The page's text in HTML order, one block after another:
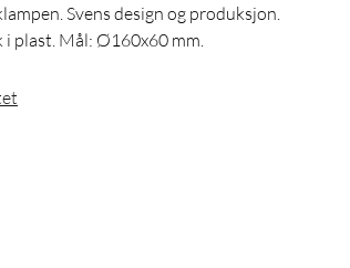
Svens design og produksjon.
plast. Mål: Ø160x60 mm.